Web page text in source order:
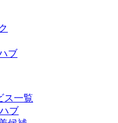
ブ
ス一覧
ブ